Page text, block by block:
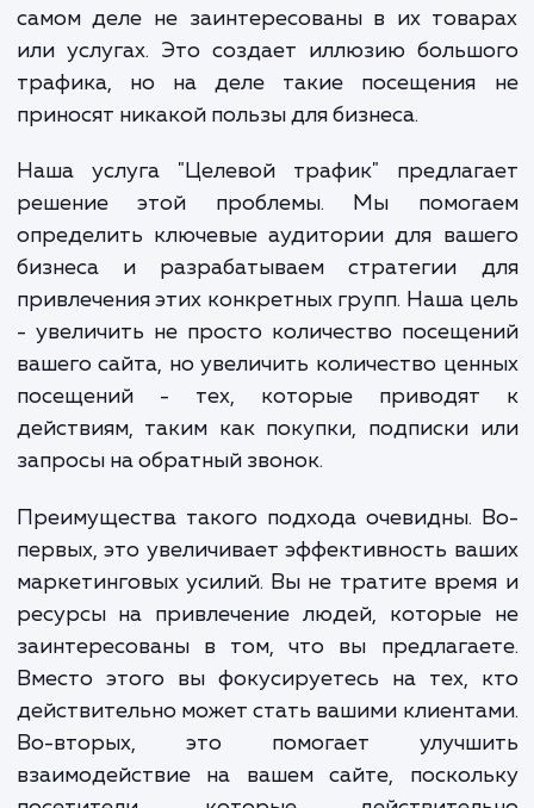
игнорировать, это целевой трафик.
владельцы сайтов сталкиваются с
когда их сайт посещают люди,
самом деле не заинтересованы в их
или услугах. Это создает иллюзию
трафика, но на деле такие
приносят никакой пользы для бизнеса.
Наша услуга "Целевой трафик"
решение этой проблемы. Мы
определить ключевые аудитории для
бизнеса и разрабатываем стратегии
привлечения этих конкретных групп. Наша
- увеличить не просто количество
вашего сайта, но увеличить количество
посещений - тех, которые
действиям, таким как покупки, подписки
запросы на обратный звонок.
Преимущества такого подхода
первых, это увеличивает эффективность
маркетинговых усилий. Вы не тратите
ресурсы на привлечение людей,